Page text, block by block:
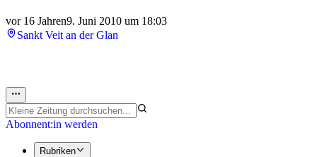
vor 16 Jahren9. Juni 2010 um 18:03
Sankt Veit an der Glan
Abonnent:in werden
Rubriken